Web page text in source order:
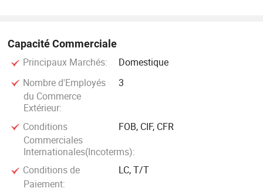
Capacité Commerciale
Principaux Marchés:
Domestique
Nombre d'Employés
du Commerce
Extérieur:
3
Conditions
Commerciales
Internationales(Incoterms):
FOB, CIF, CFR
Conditions de
Paiement:
LC, T/T